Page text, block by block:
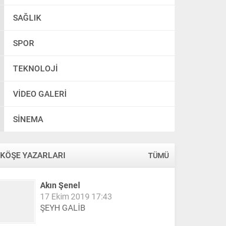
SAĞLIK
SPOR
TEKNOLOJI
VIDEO GALERI
SINEMA
KÖŞE YAZARLARI TÜMÜ
Akın Şenel
17 Ekim 2019 17:43
ŞEYH GALİB